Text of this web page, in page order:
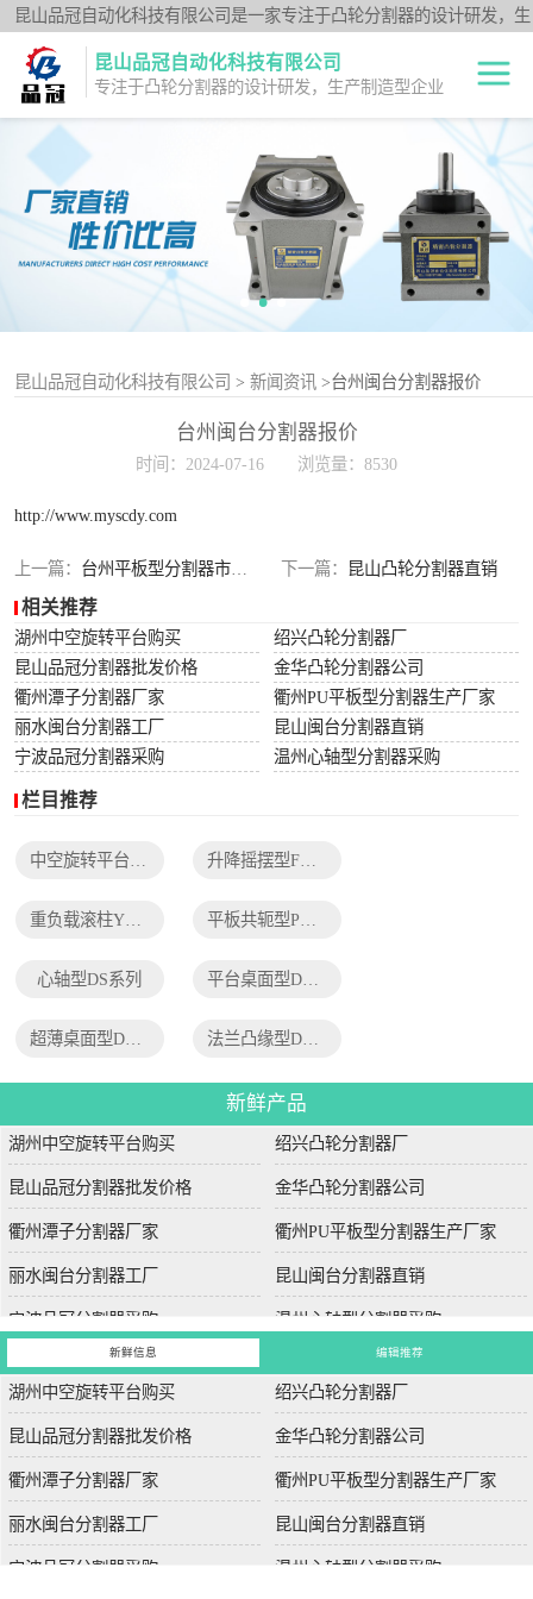
昆山品冠自动化科技有限公司是一家专注于凸轮分割器的设计研发，生
产制造型企业；闽台分割器厂家为客户提供各种高品质的数控转台第四
轴、品冠分割器：法兰型DF系列、法兰中空型DFH系列、平台桌面型
圆柱重负载型Y系列；公司凭借技术优势，可按照客户要求，提供非标
定制服务。
昆山品冠自动化科技有限公司
专注于凸轮分割器的设计研发，生产制造型企业
昆山品冠自动化科技有限公司 > 新闻资讯 >台州闽台分割器报价
台州闽台分割器报价
时间：2024-07-16 浏览量：8530
http://www.myscdy.com
上一篇： 台州平板型分割器市场报价 下一篇： 昆山凸轮分割器直销
相关推荐
湖州中空旋转平台购买
绍兴凸轮分割器厂
昆山品冠分割器批发价格
金华凸轮分割器公司
衢州潭子分割器厂家
衢州PU平板型分割器生产厂家
丽水闽台分割器工厂
昆山闽台分割器直销
宁波品冠分割器采购
温州心轴型分割器采购
栏目推荐
升降摇摆型FH系列
心轴型DS系列 平台桌面型DT系列
法兰凸缘型DF系列
新鲜产品
湖州中空旋转平台购买 绍兴凸轮分割器厂
昆山品冠分割器批发价格 金华凸轮分割器公司
衢州潭子分割器厂家 衢州PU平板型分割器生产厂家
丽水闽台分割器工厂 昆山闽台分割器直销
宁波品冠分割器采购 温州心轴型分割器采购
新鲜信息 编辑推荐
湖州中空旋转平台购买 绍兴凸轮分割器厂
昆山品冠分割器批发价格 金华凸轮分割器公司
衢州潭子分割器厂家 衢州PU平板型分割器生产厂家
丽水闽台分割器工厂 昆山闽台分割器直销
宁波品冠分割器采购 温州心轴型分割器采购
中空旋转平台TH
系列
升降摇摆型FH系
列
重负载滚柱YT系
平板共轭型PU系
列
心轴型DS系列
法兰凸缘型DF系
列